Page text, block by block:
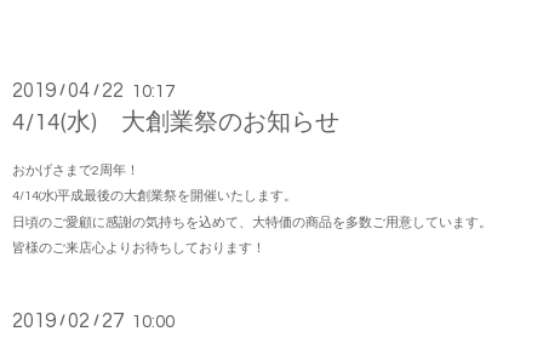
2019 /04 / 22 10:17
4/14(水) 大創業祭のお知らせ
おかげさまで2周年！
4/14(水)平成最後の大創業祭を開催いたします。
日頃のご愛顧に感謝の気持ちを込めて、大特価の商品を多数ご用意しています。
皆様のご来店心よりお待ちしております！
2019 /02 / 27 10:00